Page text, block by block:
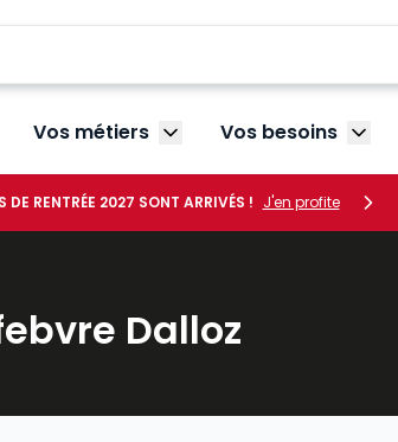
Vos métiers Afficher le sous-menu
Vos besoins
DE RENTRÉE 2027 SONT ARRIVÉS ! J'en profite
Dalloz